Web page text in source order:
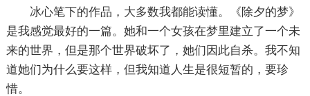
冰心笔下的作品，大多数我都能读懂。《除夕的梦》
是我感觉最好的一篇。她和一个女孩在梦里建立了一个未
来的世界，但是那个世界破坏了，她们因此自杀。我不知
道她们为什么要这样，但我知道人生是很短暂的，要珍
惜。